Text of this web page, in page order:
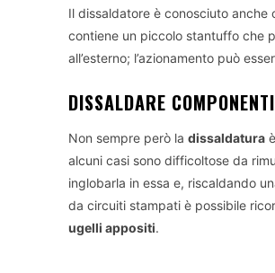
Il dissaldatore è conosciuto anche
contiene un piccolo stantuffo che
all’esterno; l’azionamento può
DISSALDARE
Non sempre però la dissaldatura
alcuni casi sono difficoltose da
inglobarla in essa e, riscaldando
da circuiti stampati è possibile
ugelli appositi.